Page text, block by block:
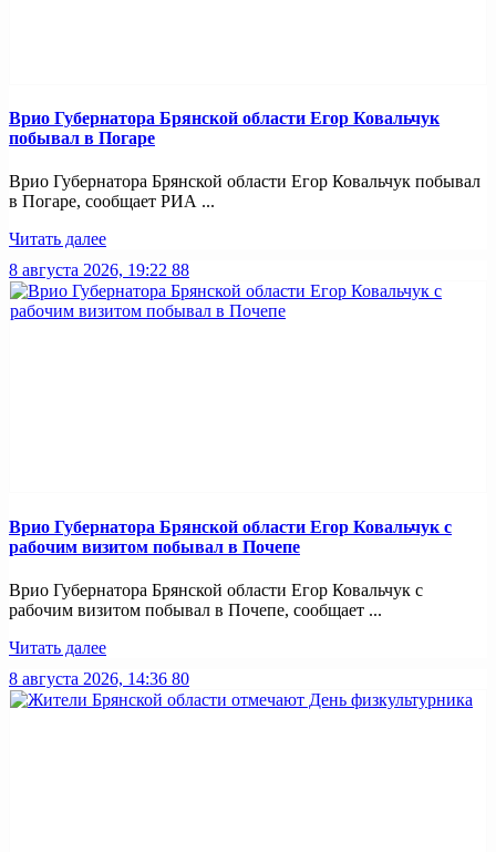
Врио Губернатора Брянской области Егор Ковальчук
побывал в Погаре
Врио Губернатора Брянской области Егор Ковальчук побывал
в Погаре, сообщает РИА ...
Читать далее
8 августа 2026, 19:22 88
Врио Губернатора Брянской области Егор Ковальчук с
рабочим визитом побывал в Почепе
Врио Губернатора Брянской области Егор Ковальчук с
рабочим визитом побывал в Почепе, сообщает ...
Читать далее
8 августа 2026, 14:36 80